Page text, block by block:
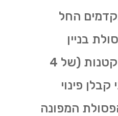
החל
בניין
בעגלות פסולת קטנות (של 4
פינוי
המפונה